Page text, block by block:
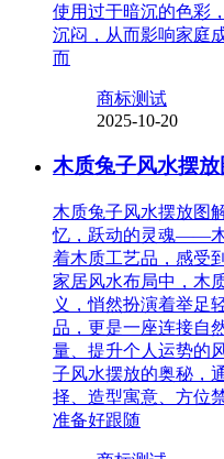
使用过于暗沉的色彩
沉闷，从而影响家庭
而
商标测试
2025-10-20
木质兔子风水摆
木质兔子风水摆放图
忆，跃动的灵魂——
着木质工艺品，感受
家居风水布局中，木
义，悄然扮演着举足
品，更是一座连接自
量、提升个人运势的
子风水摆放的奥秘，
择、造型寓意、方位
准备好跟随